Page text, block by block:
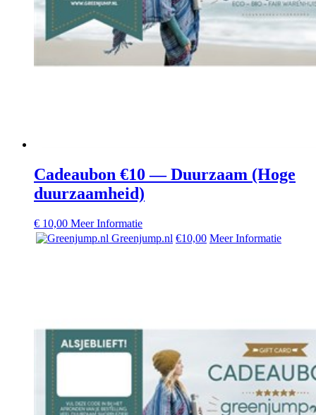
Cadeaubon €10 — Duurzaam (Hoge
duurzaamheid)
€ 10,00 Meer Informatie
Greenjump.nl €10,00 Meer Informatie